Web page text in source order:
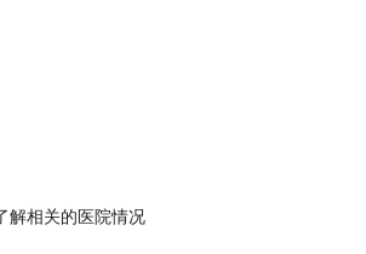
解相关的医院情况